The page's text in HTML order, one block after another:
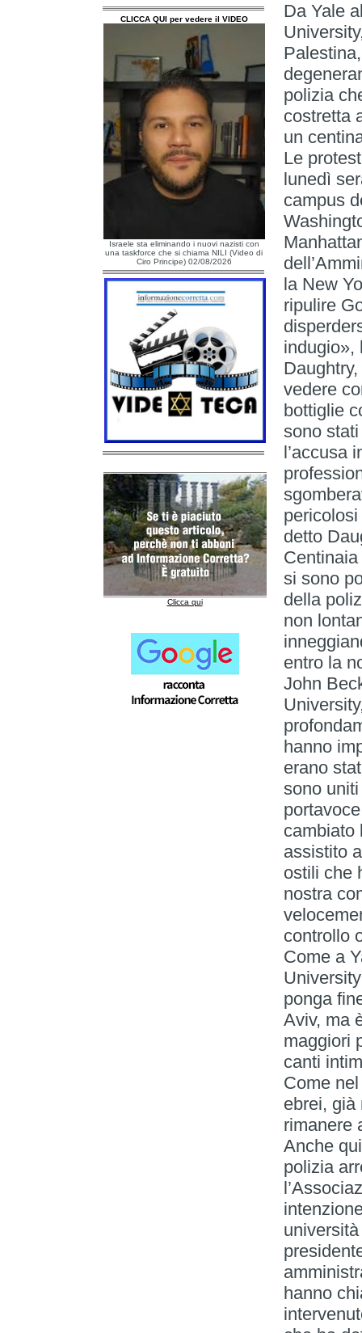
CLICCA QUI per vedere il VIDEO
Israele sta eliminando i nuovi nazisti con
una taskforce che si chiama NILI (Video di
Ciro Principe) 02/08/2026
Clicca qui
Da Yale
polizia
costretta
un
Le
lunedì
campus
la New
ripulire
indugio»,
vedere
bottiglie
sono
l’accusa
detto
si sono
della
non
entro la
John
hanno
erano
sono
cambiato
assistito
ostili che
nostra
controllo
Come a
ponga
Aviv, ma
maggiori
canti
Come
ebrei, già
rimanere
Anche
polizia
hanno